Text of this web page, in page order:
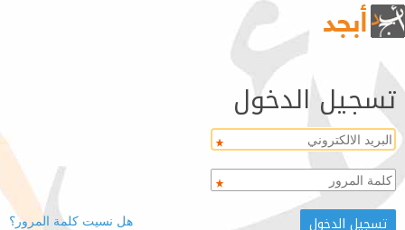
تسجيل الدخول
هل نسيت كلمة المرور؟